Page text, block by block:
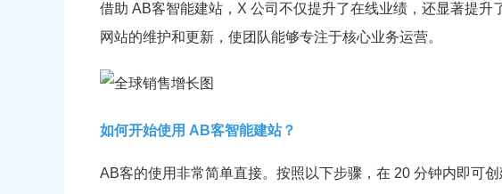
借助 AB客智能建站，X 公司不仅提升了在线业绩，还显著提
网站的维护和更新，使团队能够专注于核心业务运营。
如何开始使用 AB客智能建站？
AB客的使用非常简单直接。按照以下步骤，在 20 分钟内即可创